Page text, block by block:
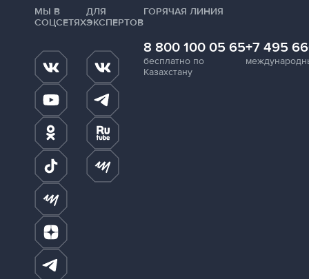
МЫ В
СОЦСЕТЯХ
ДЛЯ
ЭКСПЕРТОВ
ГОРЯЧАЯ ЛИНИЯ
8 800 100 05 65
бесплатно по
Казахстану
+7 495